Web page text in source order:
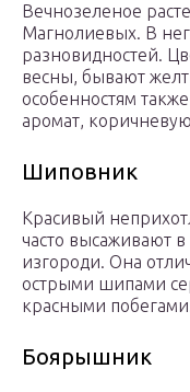
Вечнозеленое
Магнолиевых. В
разновидностей.
весны, бывают
особенностям
аромат,
Шиповник
Красивый
часто высаживают
изгороди. Она
острыми шипами
красными
Боярышник